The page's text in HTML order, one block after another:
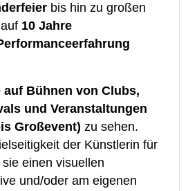
bis hin zu großen
10 Jahre
auf Bühnen von Clubs,
und Veranstaltungen
Großevent) zu sehen.
der Künstlerin für
einen visuellen
und/oder am eigenen